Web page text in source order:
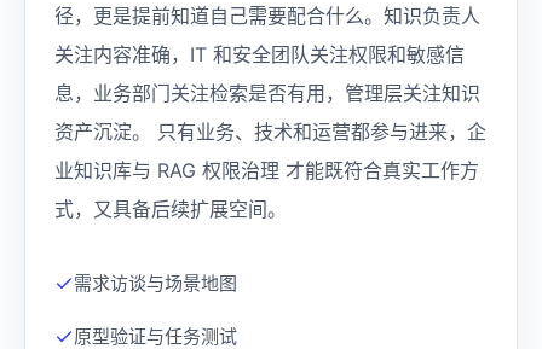
径，更是提前知道自己需要配合什么。知识负责人
关注内容准确，IT 和安全团队关注权限和敏感信
息，业务部门关注检索是否有用，管理层关注知识
资产沉淀。 只有业务、技术和运营都参与进来，企
业知识库与 RAG 权限治理 才能既符合真实工作方
式，又具备后续扩展空间。
需求访谈与场景地图
原型验证与任务测试